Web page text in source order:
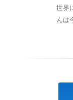
世界
んは